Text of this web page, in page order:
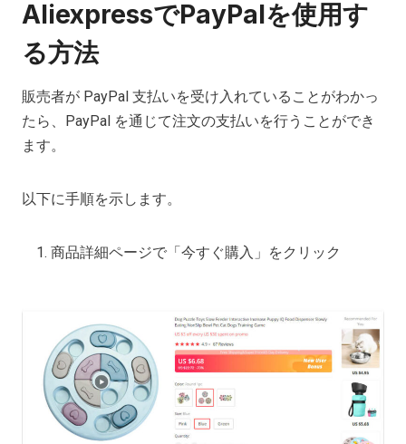
AliexpressでPayPalを使用す
る方法
販売者が PayPal 支払いを受け入れていることがわかっ
たら、PayPal を通じて注文の支払いを行うことができ
ます。
以下に手順を示します。
商品詳細ページで「今すぐ購入」をクリック